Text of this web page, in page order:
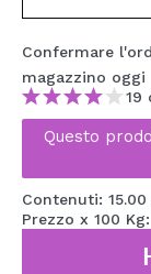
KOREA
TRAVEL
NATURE
SPECIALE
Confermare
magazzino oggi
19
Questo
Contenuti:
Prezzo x 100